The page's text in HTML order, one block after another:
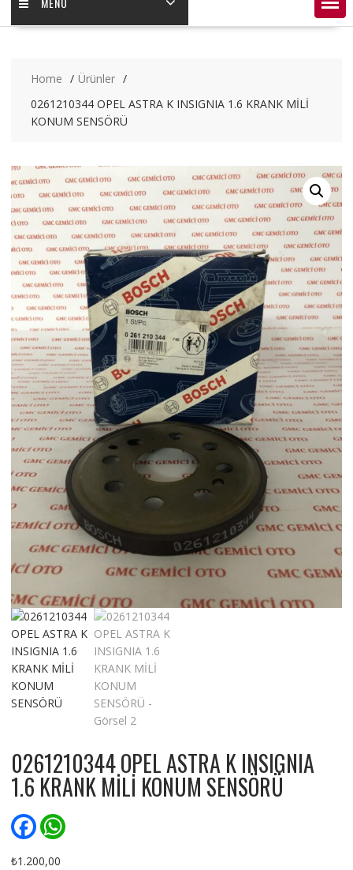
Home
Ürünler
0261210344 OPEL ASTRA K INSIGNIA 1.6 KRANK MİLİ
KONUM SENSÖRÜ
0261210344 OPEL ASTRA K INSIGNIA
1.6 KRANK MİLİ KONUM SENSÖRÜ
F
a
e
W
h
₺1.200,00